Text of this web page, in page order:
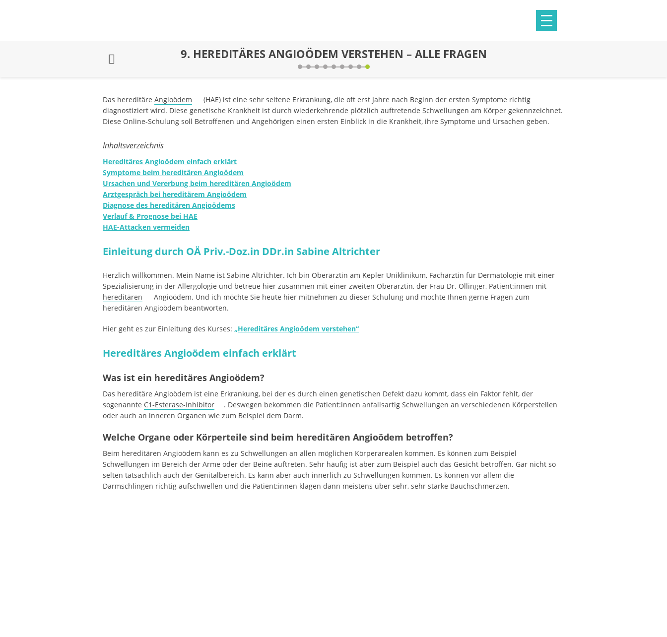
9. HEREDITÄRES ANGIOÖDEM VERSTEHEN – ALLE FRAGEN
Das hereditäre Angioödem
(HAE) ist eine sehr seltene Erkrankung, die oft erst Jahre nach Beginn der ersten Symptome richtig
diagnostiziert wird. Diese genetische Krankheit ist durch wiederkehrende plötzlich auftretende Schwellungen am Körper gekennzeichnet.
Diese Online-Schulung soll Betroffenen und Angehörigen einen ersten Einblick in die Krankheit, ihre Symptome und Ursachen geben.
Inhaltsverzeichnis
Hereditäres Angioödem einfach erklärt
Symptome beim hereditären Angioödem
Ursachen und Vererbung beim hereditären Angioödem
Arztgespräch bei hereditärem Angioödem
Diagnose des hereditären Angioödems
Verlauf & Prognose bei HAE
HAE-Attacken vermeiden
Einleitung durch OÄ Priv.-Doz.in DDr.in Sabine Altrichter
Herzlich willkommen. Mein Name ist Sabine Altrichter. Ich bin Oberärztin am Kepler Uniklinikum, Fachärztin für Dermatologie mit einer
Spezialisierung in der Allergologie und betreue hier zusammen mit einer zweiten Oberärztin, der Frau Dr. Öllinger, Patient:innen mit
hereditären
Angioödem. Und ich möchte Sie heute hier mitnehmen zu dieser Schulung und möchte Ihnen gerne Fragen zum
hereditären Angioödem beantworten.
Hier geht es zur Einleitung des Kurses: „Hereditäres Angioödem verstehen“
Hereditäres Angioödem einfach erklärt
Was ist ein hereditäres Angioödem?
Das hereditäre Angioödem ist eine Erkrankung, bei der es durch einen genetischen Defekt dazu kommt, dass ein Faktor fehlt, der
sogenannte C1-Esterase-Inhibitor
. Deswegen bekommen die Patient:innen anfallsartig Schwellungen an verschiedenen Körperstellen
oder auch an inneren Organen wie zum Beispiel dem Darm.
Welche Organe oder Körperteile sind beim hereditären Angioödem betroffen?
Beim hereditären Angioödem kann es zu Schwellungen an allen möglichen Körperarealen kommen. Es können zum Beispiel
Schwellungen im Bereich der Arme oder der Beine auftreten. Sehr häufig ist aber zum Beispiel auch das Gesicht betroffen. Gar nicht so
selten tatsächlich auch der Genitalbereich. Es kann aber auch innerlich zu Schwellungen kommen. Es können vor allem die
Darmschlingen richtig aufschwellen und die Patient:innen klagen dann meistens über sehr, sehr starke Bauchschmerzen.